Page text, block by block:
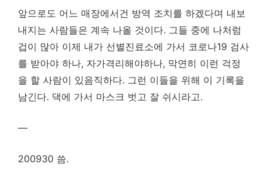
앞으로도 어느 매장에서건 방역 조치를 하겠다며 내보
내지는 사람들은 계속 나올 것이다. 그들 중에 나처럼
겁이 많아 이제 내가 선별진료소에 가서 코로나19 검사
를 받아야 하나, 자가격리해야하나, 막연히 이런 걱정
을 할 사람이 있음직하다. 그런 이들을 위해 이 기록을
남긴다. 댁에 가서 마스크 벗고 잘 쉬시라고.
—
200930 씀.